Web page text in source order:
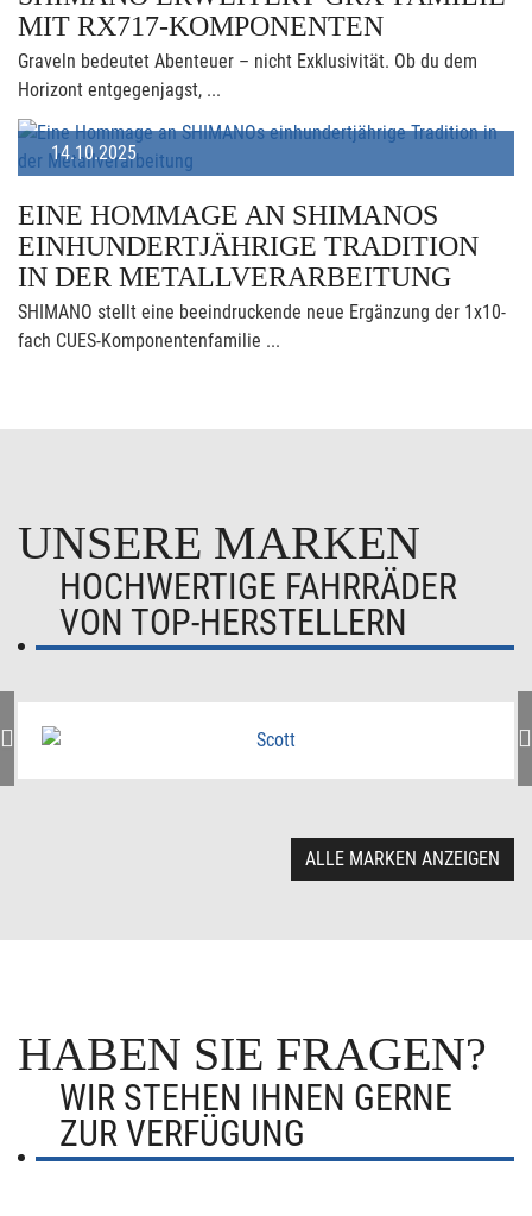
MIT RX717-KOMPONENTEN
Graveln bedeutet Abenteuer – nicht Exklusivität. Ob du dem
Horizont entgegenjagst, ...
14.10.2025
EINE HOMMAGE AN SHIMANOS
EINHUNDERTJÄHRIGE TRADITION
IN DER METALLVERARBEITUNG
SHIMANO stellt eine beeindruckende neue Ergänzung der 1x10-
fach CUES-Komponentenfamilie ...
UNSERE MARKEN
HOCHWERTIGE FAHRRÄDER
VON TOP-HERSTELLERN
ALLE MARKEN ANZEIGEN
HABEN SIE FRAGEN?
WIR STEHEN IHNEN GERNE
ZUR VERFÜGUNG